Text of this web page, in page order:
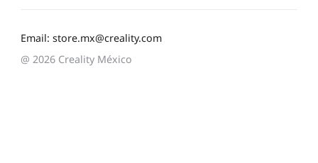
Email: store.mx@creality.com
@ 2026 Creality México